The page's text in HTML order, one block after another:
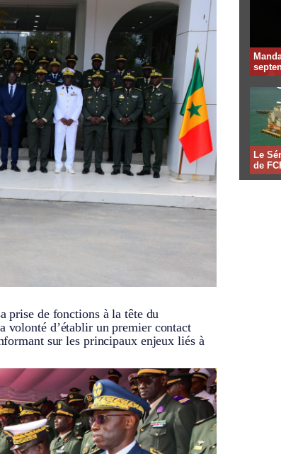
prise de fonctions à la tête du
volonté d’établir un premier contact
sur les principaux enjeux liés à
Le
de